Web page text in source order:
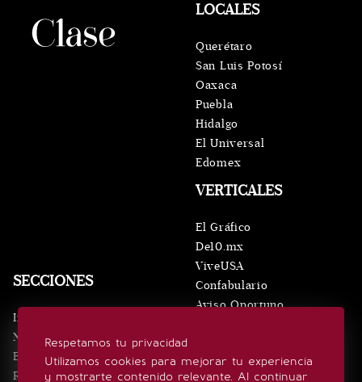
Respetamos tu privacidad
Utilizamos cookies para mejorar tu experiencia
y mostrarte contenido relevante. Al continuar
SECCIONES
Inicio
Noticias
Eventos
Realeza
VERTICALES
El Gráfico
De10.mx
ViveUSA
Confabulario
Aviso Oportuno
LOCALES
Querétaro
San Luis Potosí
Oaxaca
Puebla
Hidalgo
El Universal
Edomex